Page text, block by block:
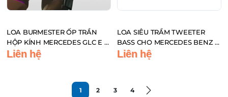
LOA BURMESTER ỐP TRẦN
HỘP KÍNH MERCEDES GLC E S
C – CLASS
Liên hệ
LOA SIÊU TRẦM TWEETER
BASS CHO MERCEDES BENZ C
W205 GLC X253 E W213 SERIES
Liên hệ
1 2 3 4